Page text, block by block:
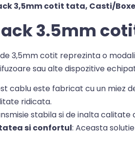
3,5mm cotit tata, Casti/
3.5mm
3,5mm cotit reprezinta o
sau alte dispozitive
cablu este fabricat cu un miez
ridicata.
stabila si de inalta calitate
si confortul: Aceasta